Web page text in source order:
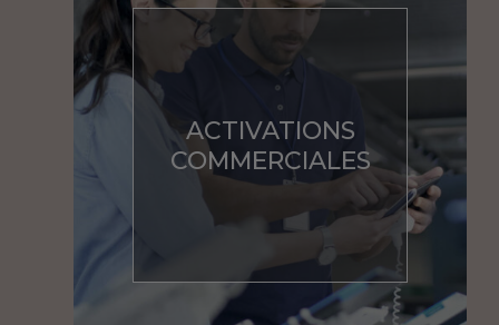
ACTIVATIONS
COMMERCIALES